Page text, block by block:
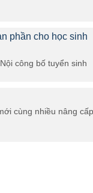
phần cho học sinh
công bố tuyển sinh
cùng nhiều nâng cấp